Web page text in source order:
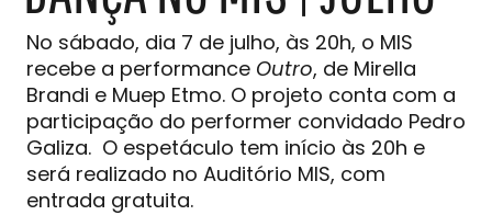
No sábado, dia 7 de julho, às 20h, o MIS
recebe a performance Outro, de Mirella
Brandi e Muep Etmo. O projeto conta com a
participação do performer convidado Pedro
Galiza. O espetáculo tem início às 20h e
será realizado no Auditório MIS, com
entrada gratuita.